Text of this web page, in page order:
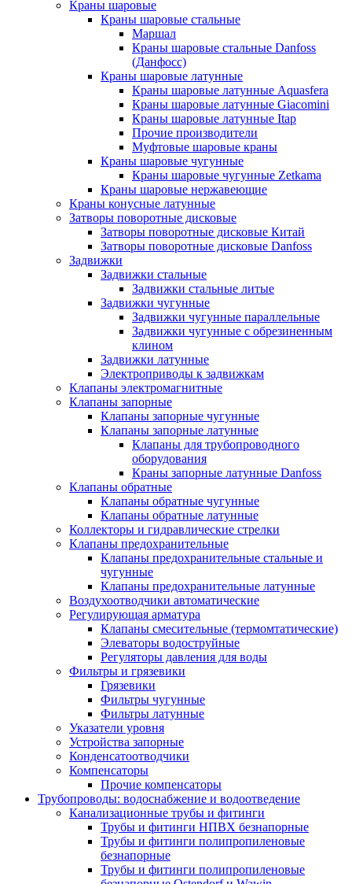
Краны шаровые
Краны шаровые стальные
Маршал
Краны шаровые стальные Danfoss
(Данфосс)
Краны шаровые латунные
Краны шаровые латунные Aquasfera
Краны шаровые латунные Giacomini
Краны шаровые латунные Itap
Прочие производители
Муфтовые шаровые краны
Краны шаровые чугунные
Краны шаровые чугунные Zetkama
Краны шаровые нержавеющие
Краны конусные латунные
Затворы поворотные дисковые
Затворы поворотные дисковые Китай
Затворы поворотные дисковые Danfoss
Задвижки
Задвижки стальные
Задвижки стальные литые
Задвижки чугунные
Задвижки чугунные параллельные
Задвижки чугунные с обрезиненным
клином
Задвижки латунные
Электроприводы к задвижкам
Клапаны электромагнитные
Клапаны запорные
Клапаны запорные чугунные
Клапаны запорные латунные
Клапаны для трубопроводного
оборудования
Краны запорные латунные Danfoss
Клапаны обратные
Клапаны обратные чугунные
Клапаны обратные латунные
Коллекторы и гидравлические стрелки
Клапаны предохранительные
Клапаны предохранительные стальные и
чугунные
Клапаны предохранительные латунные
Воздухоотводчики автоматические
Регулирующая арматура
Клапаны смесительные (термомтатические)
Элеваторы водоструйные
Регуляторы давления для воды
Фильтры и грязевики
Грязевики
Фильтры чугунные
Фильтры латунные
Указатели уровня
Устройства запорные
Конденсатоотводчики
Компенсаторы
Прочие компенсаторы
Трубопроводы: водоснабжение и водоотведение
Канализационные трубы и фитинги
Трубы и фитинги НПВХ безнапорные
Трубы и фитинги полипропиленовые
безнапорные
Трубы и фитинги полипропиленовые